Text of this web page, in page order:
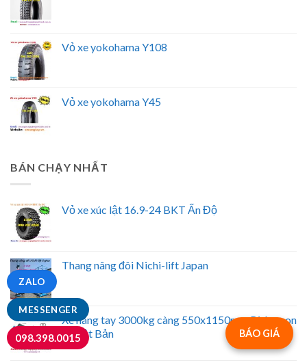
MESSENGER
ZALO
098.398.0015
Vỏ xe yokohama Y108
Vỏ xe yokohama Y45
BÁN CHẠY NHẤT
Vỏ xe xúc lật 16.9-24 BKT Ấn Độ
Thang nâng đôi Nichi-lift Japan
Xe nâng tay 3000kg càng 550x1150mm Bishamon
- Nhật Bản
BÁO GIÁ